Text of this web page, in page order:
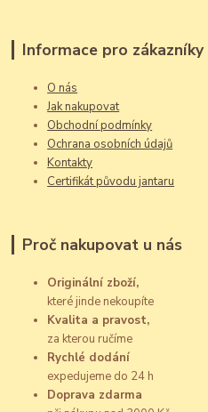
Informace pro zákazníky
O nás
Jak nakupovat
Obchodní podmínky
Ochrana osobních údajů
Kontakty
Certifikát původu jantaru
Proč nakupovat u nás
Originální zboží,
které jinde nekoupíte
Kvalita a pravost,
za kterou ručíme
Rychlé dodání
expedujeme do 24 h
Doprava zdarma